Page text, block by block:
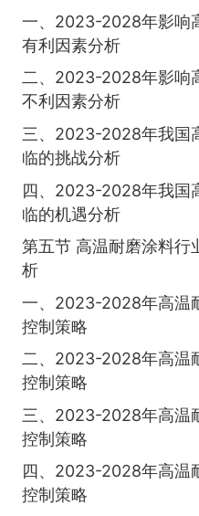
一、2023-2028年影响
有利因素分析
二、2023-2028年影响
不利因素分析
三、2023-2028年我国
临的挑战分析
四、2023-2028年我国
临的机遇分析
第五节 高温耐磨涂料行
析
一、2023-2028年高温
控制策略
二、2023-2028年高温
控制策略
三、2023-2028年高温
控制策略
四、2023-2028年高温
控制策略